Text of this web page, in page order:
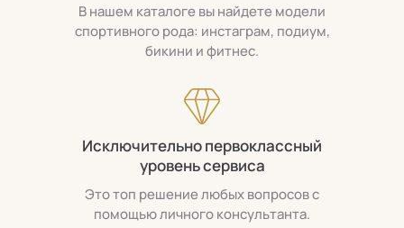
В нашем каталоге вы найдете модели
спортивного рода: инстаграм, подиум,
бикини и фитнес.
Исключительно первоклассный
уровень сервиса
Это топ решение любых вопросов с
помощью личного консультанта.